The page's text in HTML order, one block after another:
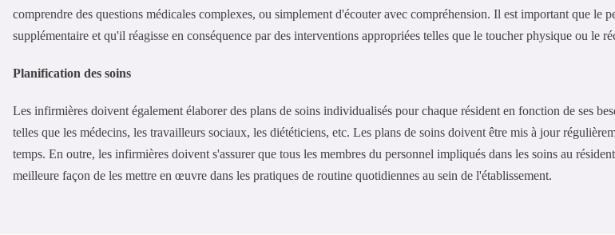
comprendre des questions médicales complexes, ou simplement d'écouter avec compréhension. Il est important que le
supplémentaire et qu'il réagisse en conséquence par des interventions appropriées telles que le toucher physique ou le
Planification des soins
Les infirmières doivent également élaborer des plans de soins individualisés pour chaque résident en fonction de ses
telles que les médecins, les travailleurs sociaux, les diététiciens, etc. Les plans de soins doivent être mis à jour
temps. En outre, les infirmières doivent s'assurer que tous les membres du personnel impliqués dans les soins au
meilleure façon de les mettre en œuvre dans les pratiques de routine quotidiennes au sein de l'établissement.